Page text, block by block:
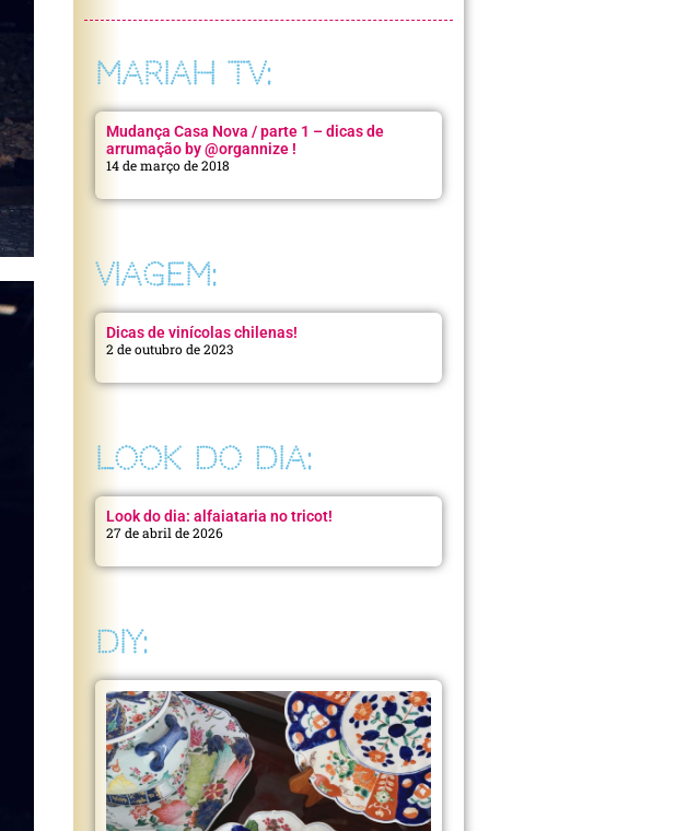
MARIAH TV:
Mudança Casa Nova / parte 1 – dicas de
arrumação by @organnize !
14 de março de 2018
VIAGEM:
Dicas de vinícolas chilenas!
2 de outubro de 2023
LOOK DO DIA:
Look do dia: alfaiataria no tricot!
27 de abril de 2026
DIY: